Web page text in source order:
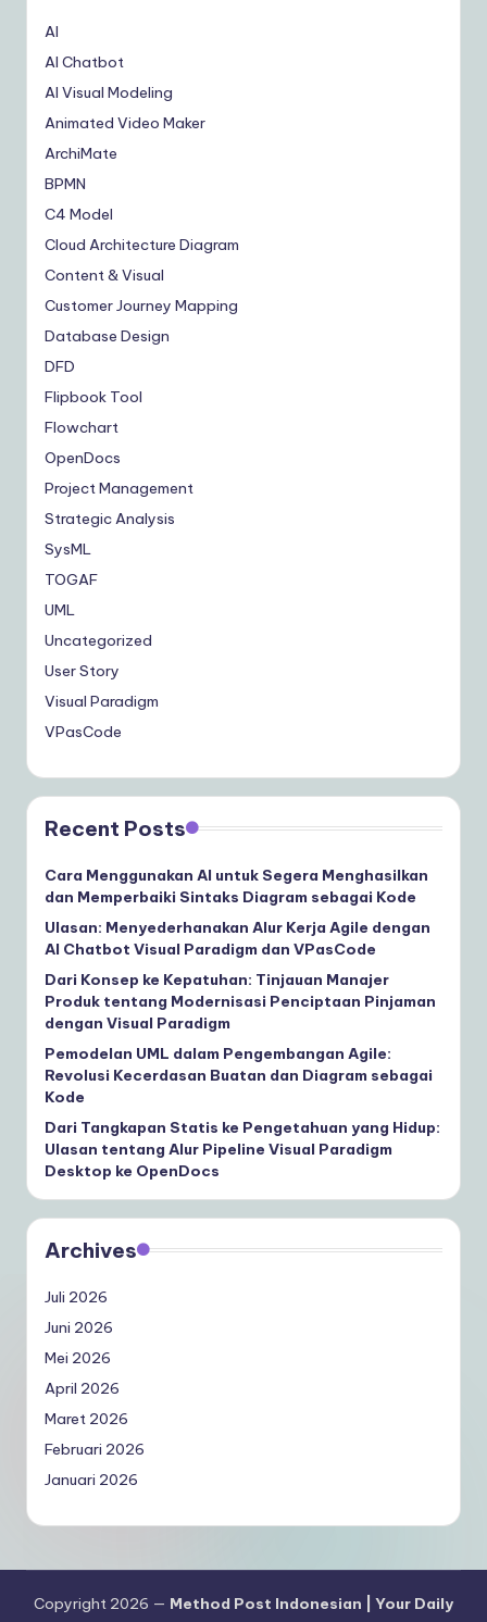
AI
AI Chatbot
AI Visual Modeling
Animated Video Maker
ArchiMate
BPMN
C4 Model
Cloud Architecture Diagram
Content & Visual
Customer Journey Mapping
Database Design
DFD
Flipbook Tool
Flowchart
OpenDocs
Project Management
Strategic Analysis
SysML
TOGAF
UML
Uncategorized
User Story
Visual Paradigm
VPasCode
Recent Posts
Cara Menggunakan AI untuk Segera Menghasilkan
dan Memperbaiki Sintaks Diagram sebagai Kode
Ulasan: Menyederhanakan Alur Kerja Agile dengan
AI Chatbot Visual Paradigm dan VPasCode
Dari Konsep ke Kepatuhan: Tinjauan Manajer
Produk tentang Modernisasi Penciptaan Pinjaman
dengan Visual Paradigm
Pemodelan UML dalam Pengembangan Agile:
Revolusi Kecerdasan Buatan dan Diagram sebagai
Kode
Dari Tangkapan Statis ke Pengetahuan yang Hidup:
Ulasan tentang Alur Pipeline Visual Paradigm
Desktop ke OpenDocs
Archives
Juli 2026
Juni 2026
Mei 2026
April 2026
Maret 2026
Februari 2026
Januari 2026
Copyright 2026 — Method Post Indonesian | Your Daily